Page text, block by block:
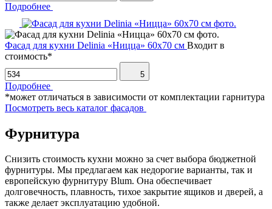
Подробнее
Фасад для кухни Delinia «Ницца» 60х70 см Входит в
стоимость*
5
Подробнее
*может отличаться в зависимости от комплектации гарнитура
Посмотреть весь каталог фасадов
Фурнитура
Снизить стоимость кухни можно за счет выбора бюджетной
фурнитуры. Мы предлагаем как недорогие варианты, так и
европейскую фурнитуру Blum. Она обеспечивает
долговечность, плавность, тихое закрытие ящиков и дверей, а
также делает эксплуатацию удобной.